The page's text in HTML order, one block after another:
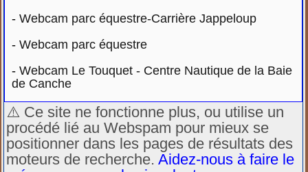
-Webcam parc équestre-Carrière Jappeloup
-Webcam parc équestre
-Webcam Le Touquet - Centre Nautique de la Baie
de Canche
⚠️ Ce site ne fonctionne plus, ou utilise un
procédé lié au Webspam pour mieux se
positionner dans les pages de résultats des
moteurs de recherche.Aidez-nous à faire le